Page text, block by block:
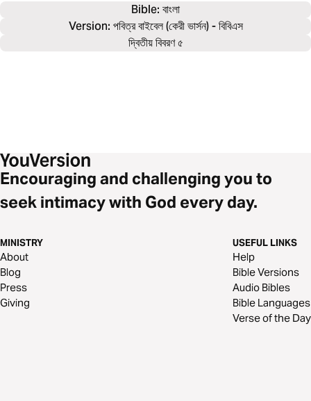
Bible: বাংলা
Version: পবিত্র বাইবেল (কেরী ভার্সন) - বিবিএস
দ্বিতীয় বিবরণ ৫
Encouraging and challenging you to
seek intimacy with God every day.
MINISTRY
About
Blog
Press
Giving
USEFUL LINKS
Help
Bible Versions
Audio Bibles
Bible Languages
Verse of the Day